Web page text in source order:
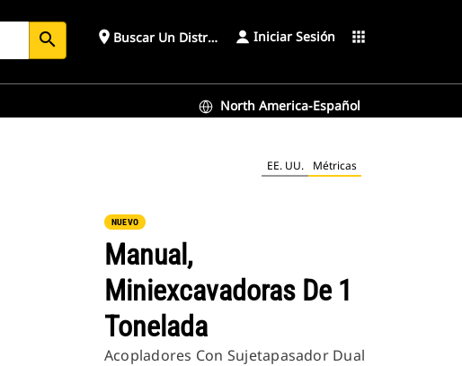
search place Buscar Un Distribuidor Iniciar Sesión apps
North America-Español
EE. UU. Métricas
NUEVO
Manual,
Miniexcavadoras De 1
Tonelada
Acopladores Con Sujetapasador Dual